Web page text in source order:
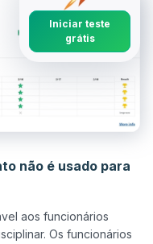
Iniciar teste
grátis
não é usado para
aos funcionários
Os funcionários